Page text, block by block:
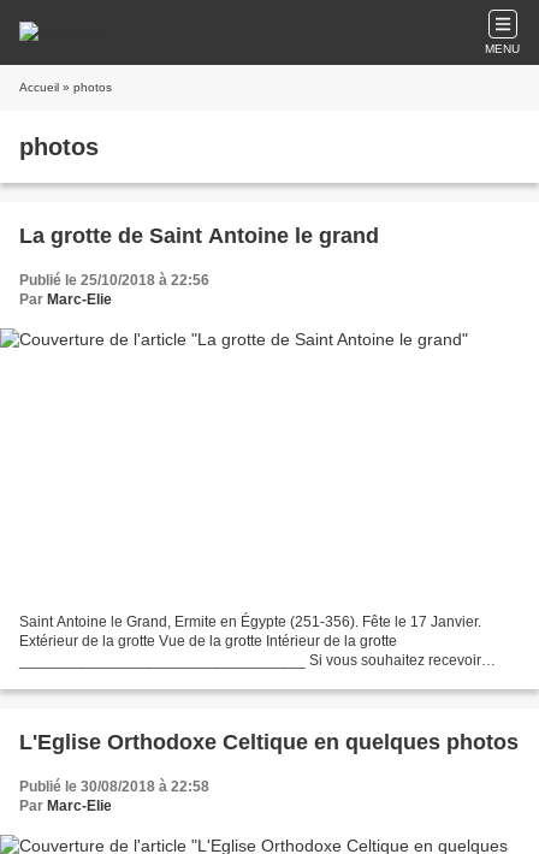
MENU
Accueil » photos
photos
La grotte de Saint Antoine le grand
Publié le 25/10/2018 à 22:56
Par Marc-Elie
Saint Antoine le Grand, Ermite en Égypte (251-356). Fête le 17 Janvier.
Extérieur de la grotte Vue de la grotte Intérieur de la grotte
__________________________________ Si vous souhaitez recevoir
L'Eglise Orthodoxe Celtique en quelques photos
Publié le 30/08/2018 à 22:58
Par Marc-Elie